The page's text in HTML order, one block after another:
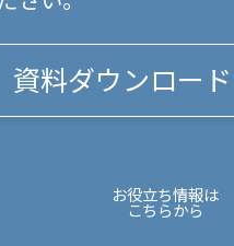
資料ダウンロード
お役立ち情報は
こちらから